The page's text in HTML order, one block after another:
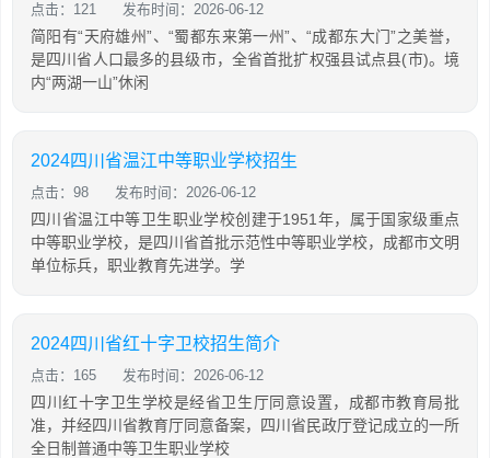
点击：121 发布时间：2026-06-12
简阳有“天府雄州”、“蜀都东来第一州”、“成都东大门”之美誉，
是四川省人口最多的县级市，全省首批扩权强县试点县(市)。境
内“两湖一山”休闲
2024四川省温江中等职业学校招生
点击：98 发布时间：2026-06-12
四川省温江中等卫生职业学校创建于1951年，属于国家级重点
中等职业学校，是四川省首批示范性中等职业学校，成都市文明
单位标兵，职业教育先进学。学
2024四川省红十字卫校招生简介
点击：165 发布时间：2026-06-12
四川红十字卫生学校是经省卫生厅同意设置，成都市教育局批
准，并经四川省教育厅同意备案，四川省民政厅登记成立的一所
全日制普通中等卫生职业学校